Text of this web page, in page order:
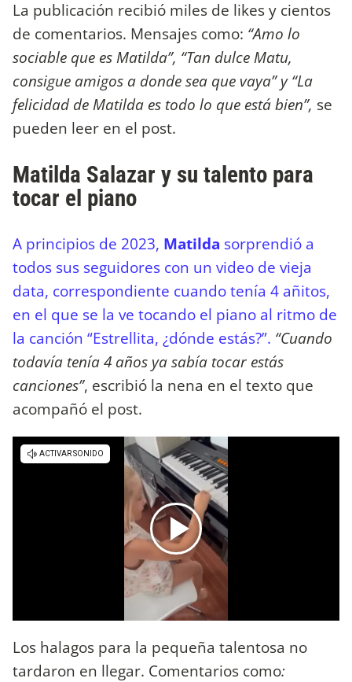
La publicación recibió miles de likes y cientos
de comentarios. Mensajes como: “Amo lo
sociable que es Matilda”, “Tan dulce Matu,
consigue amigos a donde sea que vaya” y “La
felicidad de Matilda es todo lo que está bien”, se
pueden leer en el post.
Matilda Salazar y su talento para
tocar el piano
A principios de 2023, Matilda sorprendió a
todos sus seguidores con un video de vieja
data, correspondiente cuando tenía 4 añitos,
en el que se la ve tocando el piano al ritmo de
la canción “Estrellita, ¿dónde estás?”. “Cuando
todavía tenía 4 años ya sabía tocar estás
canciones”, escribió la nena en el texto que
acompañó el post.
Los halagos para la pequeña talentosa no
tardaron en llegar. Comentarios como: